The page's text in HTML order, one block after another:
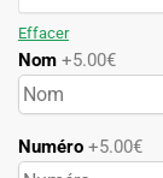
Effacer
Nom +5.00€
Numéro +5.00€